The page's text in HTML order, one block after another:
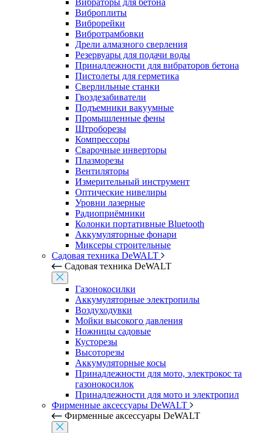
Вибраторы для бетона
Виброплиты
Виброрейки
Вибротрамбовки
Дрели алмазного сверления
Резервуары для подачи воды
Принадлежности для вибраторов бетона
Пистолеты для герметика
Сверлильные станки
Гвоздезабиватели
Подъемники вакуумные
Промышленные фены
Штроборезы
Компрессоры
Сварочные инверторы
Плазморезы
Вентиляторы
Измерительный инструмент
Оптические нивелиры
Уровни лазерные
Радиоприёмники
Колонки портативные Bluetooth
Аккумуляторные фонари
Миксеры строительные
Садовая техника DeWALT
Садовая техника DeWALT
Газонокосилки
Аккумуляторные электропилы
Воздуходувки
Мойки высокого давления
Ножницы садовые
Кусторезы
Высоторезы
Аккумуляторные косы
Принадлежности для мото, электрокос та
газонокосилок
Принадлежности для мото и электропил
Фирменные аксессуары DeWALT
Фирменные аксессуары DeWALT